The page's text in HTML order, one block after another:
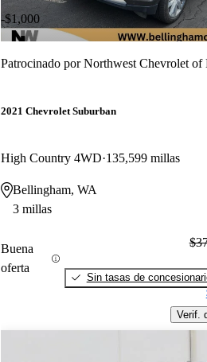
-$1,000
Patrocinado porNorthwest Chevrolet of
2021 Chevrolet Suburban
High Country 4WD 135,599 millas
Bellingham, WA
3 millas
Buena
oferta
Sin tasas de
Verif.